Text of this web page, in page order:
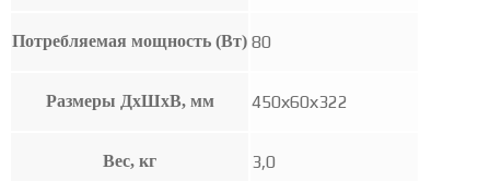
Потребляемая мощность (Вт) 80
Размеры ДхШхВ, мм 450х60х322
Вес, кг 3,0